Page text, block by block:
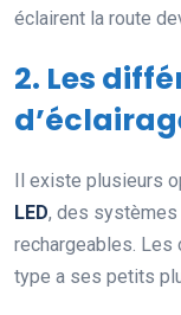
éclairent la route
2. Les
Il existe plusieurs
LED, des systèmes
rechargeables. Les
type a ses petits